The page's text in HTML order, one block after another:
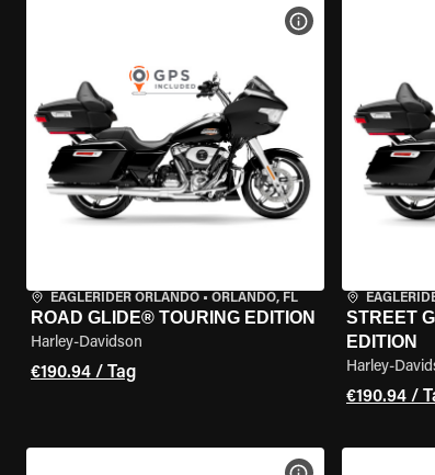
EAGLERIDER ORLANDO • ORLANDO, FL
ROAD GLIDE® TOURING EDITION
Harley-Davidson
€190.94 / Tag
MOTORRAD-
STREET
EDITION
Harley-
€190.94 /